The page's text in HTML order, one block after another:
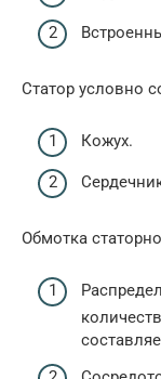
Статор условно
Кожух.
Обмотка